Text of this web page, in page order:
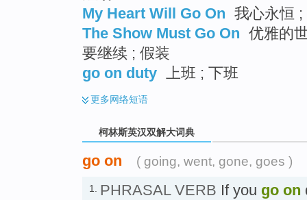
My Heart Will Go On 我心永恒
The Show Must Go On 优雅的
要继续 ; 假装
go on duty 上班 ; 下班
更多网络短语
柯林斯英汉双解大词典
go on ( going, went, gone, goes )
1. PHRASAL VERB If you go on